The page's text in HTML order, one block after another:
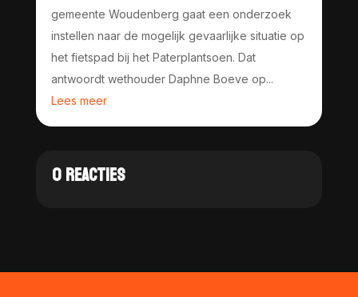
gemeente Woudenberg gaat een onderzoek
instellen naar de mogelijk gevaarlijke situatie op
het fietspad bij het Paterplantsoen. Dat
antwoordt wethouder Daphne Boeve op...
Lees meer
0 REACTIES